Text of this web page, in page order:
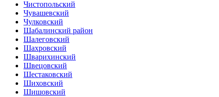
Чистопольский
Чувашевский
Чулковский
Шабалинский район
Шалеговский
Шахровский
Шварихинский
Швецовский
Шестаковский
Шиховский
Шишовский